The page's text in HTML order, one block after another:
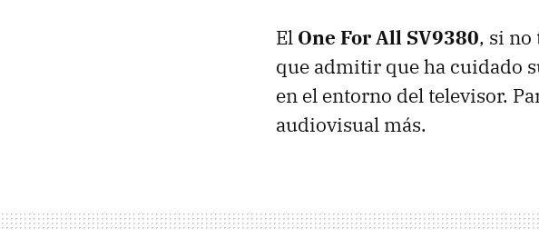
El One For All SV9380, si no
que admitir que ha cuidado
en el entorno del televisor.
audiovisual más.